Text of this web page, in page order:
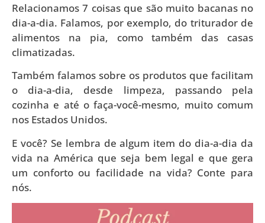
Relacionamos 7 coisas que são muito bacanas no
dia-a-dia. Falamos, por exemplo, do triturador de
alimentos na pia, como também das casas
climatizadas.
Também falamos sobre os produtos que facilitam
o dia-a-dia, desde limpeza, passando pela
cozinha e até o faça-você-mesmo, muito comum
nos Estados Unidos.
E você? Se lembra de algum item do dia-a-dia da
vida na América que seja bem legal e que gera
um conforto ou facilidade na vida? Conte para
nós.